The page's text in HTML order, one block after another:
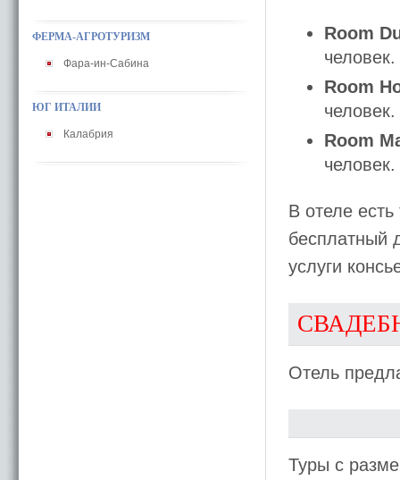
ФЕРМА-АГРОТУРИЗМ
Фара-ин-Сабина
ЮГ ИТАЛИИ
Калабрия
Room
человек.
Room
человек.
Room
человек.
В отеле
бесплатный
услуги
Отель
Туры с